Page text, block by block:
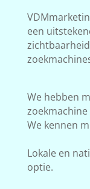
een
We hebben
We kennen
Lokale en
optie.